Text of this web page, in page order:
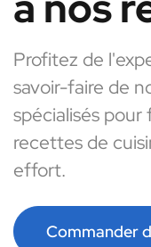
Profitez de
savoir-faire de
spécialisés
recettes de
effort.
Commander